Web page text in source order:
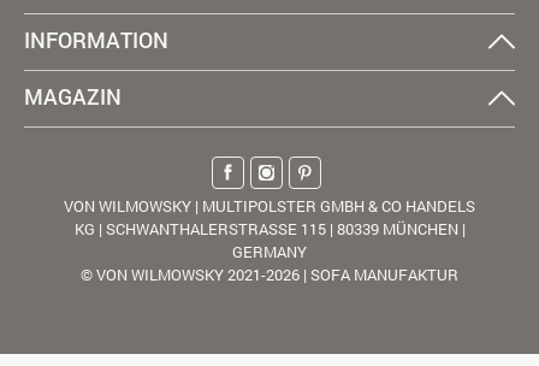
INFORMATION
MAGAZIN
VON WILMOWSKY | MULTIPOLSTER GMBH & CO HANDELS
KG | SCHWANTHALERSTRASSE 115 | 80339 MÜNCHEN |
GERMANY
© VON WILMOWSKY 2021-2026 | SOFA MANUFAKTUR